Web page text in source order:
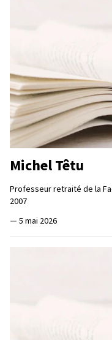
Michel Têtu
Professeur retraité de la
2007
— 5 mai 2026